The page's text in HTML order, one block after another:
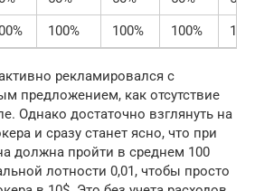
100% 100% 100%
рекламировался с
предложением, как отсутствие
Однако достаточно взглянуть на
и сразу станет ясно, что при
должна пройти в среднем 100
лотности 0,01, чтобы просто